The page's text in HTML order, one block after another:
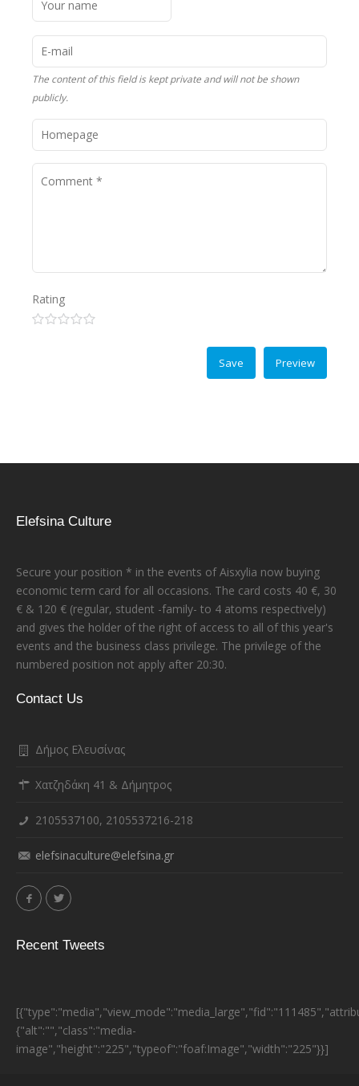
The content of this field is kept private and will not be shown
publicly.
Rating
Elefsina Culture
Secure your position * in the events of Aisxylia now buying
economic term card for all occasions. The card costs 40 €, 30
€ & 120 € (regular, student -family- to 4 atoms respectively)
and gives the holder of the right of access to all of this year's
events and the business class privilege. The privilege of the
numbered position not apply after 20:30.
Contact Us
Δήμος Ελευσίνας
Χατζηδάκη 41 & Δήμητρος
2105537100, 2105537216-218
elefsinaculture@elefsina.gr
Recent Tweets
{"alt":"","class":"media-
image","height":"225","typeof":"foaf:Image","width":"225"}}]